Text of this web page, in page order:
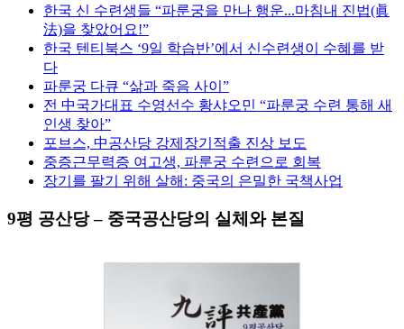
한국 신 수련생들 “파룬궁을 만나 행운...마침내 진법(眞
法)을 찾았어요!”
한국 텐티북스 ‘9일 학습반’에서 신수련생이 수혜를 받
다
파룬궁 다큐 “삶과 죽음 사이”
전 中국가대표 수영선수 황샤오민 “파룬궁 수련 통해 새
인생 찾아”
포브스, 中공산당 강제장기적출 진상 보도
중증근무력증 여고생, 파룬궁 수련으로 회복
장기를 팔기 위해 살해: 중국의 은밀한 국책사업
9평 공산당 – 중국공산당의 실체와 본질